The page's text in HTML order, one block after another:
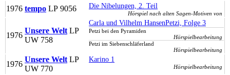
1976 tempo LP 9056 Die Nibelungen, 2. Teil
Hörspiel nach alten Sagen-Motiven von
1976
Unsere Welt LP
UW 758
Carla und Vilhelm HansenPetzi, Folge 3
Petzi bei den Pyramiden
Hörspielbearbeitung
Petzi im Siebenschläferland
Hörspielbearbeitung
1976
Unsere Welt LP
UW 770
Karino 1
Hörspielbearbeitung